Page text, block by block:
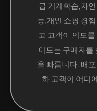
급 기계학습,자
능,개인 쇼핑 경
고 고객이 의도
이드는 구매자를
을 빠릅니다. 배
하 고객이 어디